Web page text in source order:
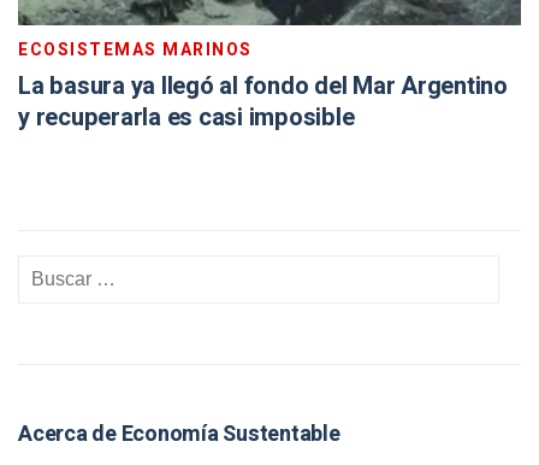
ECOSISTEMAS MARINOS
La basura ya llegó al fondo del Mar Argentino
y recuperarla es casi imposible
Acerca de Economía Sustentable